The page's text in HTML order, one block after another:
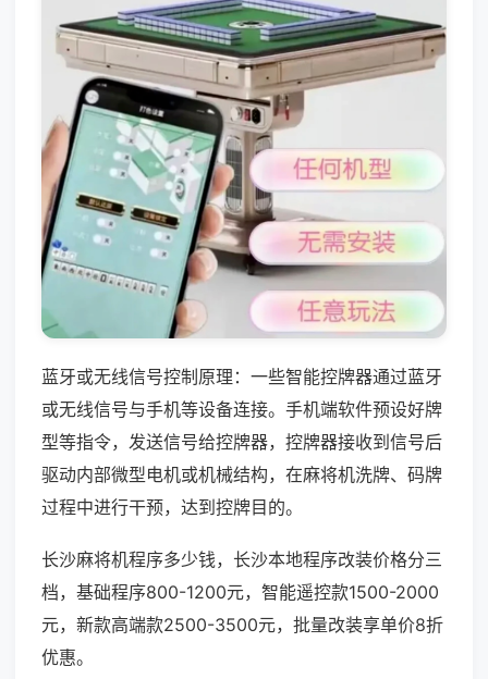
蓝牙或无线信号控制原理：一些智能控牌器通过蓝牙
或无线信号与手机等设备连接。手机端软件预设好牌
型等指令，发送信号给控牌器，控牌器接收到信号后
驱动内部微型电机或机械结构，在麻将机洗牌、码牌
过程中进行干预，达到控牌目的。
长沙麻将机程序多少钱，长沙本地程序改装价格分三
档，基础程序800-1200元，智能遥控款1500-2000
元，新款高端款2500-3500元，批量改装享单价8折
优惠。